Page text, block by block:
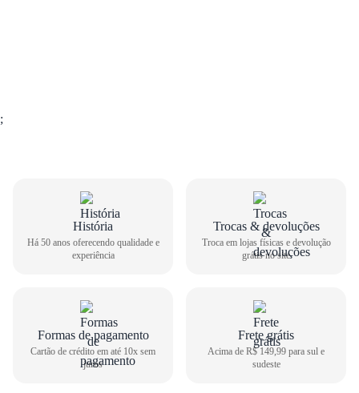
;
História
Há 50 anos oferecendo qualidade e
experiência
Trocas & devoluções
Troca em lojas físicas e devolução
grátis no site
Formas de pagamento
Cartão de crédito em até 10x sem
juros
Frete grátis
Acima de R$ 149,99 para sul e
sudeste